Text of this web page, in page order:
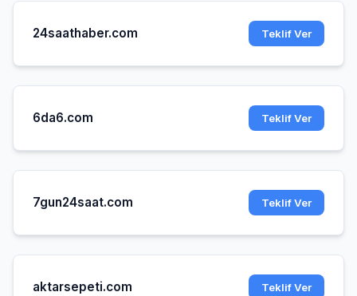
24saathaber.com Teklif Ver
6da6.com Teklif Ver
7gun24saat.com Teklif Ver
aktarsepeti.com Teklif Ver